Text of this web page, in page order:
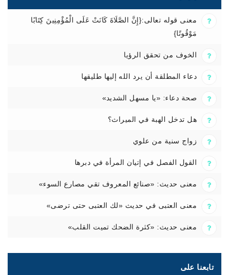
معنى قوله تعالى:{إِنَّ الصَّلَاةَ كَانَتْ عَلَى الْمُؤْمِنِينَ كِتَابًا
مَوْقُوتًا}
الخوف من تحقق الرؤيا
دعاء المطلقة أن يرد الله إليها طليقها
صحة دعاء: «يا مسهل الشديد»
هل تدخل الهبة في الميراث؟
زواج سنية من علوي
القول الفصل في إتيان المرأة في دبرها
معنى حديث: «صنائع المعروف تقي مصارع السوء»
معنى العتبى في حديث «لك العتبى حتى ترضى»
معنى حديث: «كثرة الضحك تميت القلب»
تابعنا على